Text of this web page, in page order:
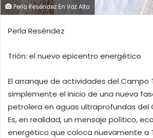
Perla Reséndez En Voz Alta
Perla Reséndez
Trión: el nuevo epicentro energético
El arranque de actividades del Campo
simplemente el inicio de una nueva
petrolera en aguas ultraprofundas del
Es, en realidad, un mensaje político,
energético que coloca nuevamente a